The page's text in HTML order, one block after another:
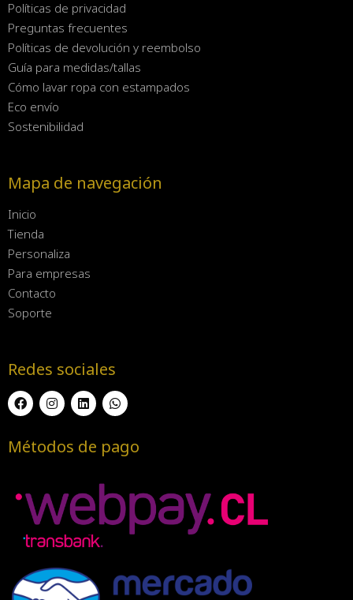
Políticas de privacidad
Preguntas frecuentes
Políticas de devolución y reembolso
Guía para medidas/tallas
Cómo lavar ropa con estampados
Eco envío
Sostenibilidad
Mapa de navegación
Inicio
Tienda
Personaliza
Para empresas
Contacto
Soporte
Redes sociales
Métodos de pago